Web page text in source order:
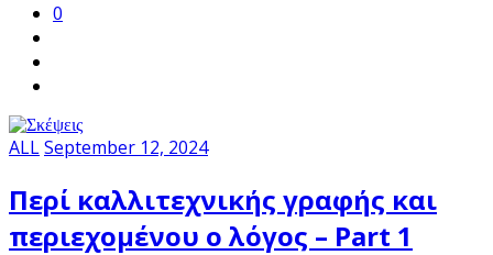
0
ALLSeptember 12, 2024
Περί καλλιτεχνικής γραφής και
περιεχομένου ο λόγος – Part 1